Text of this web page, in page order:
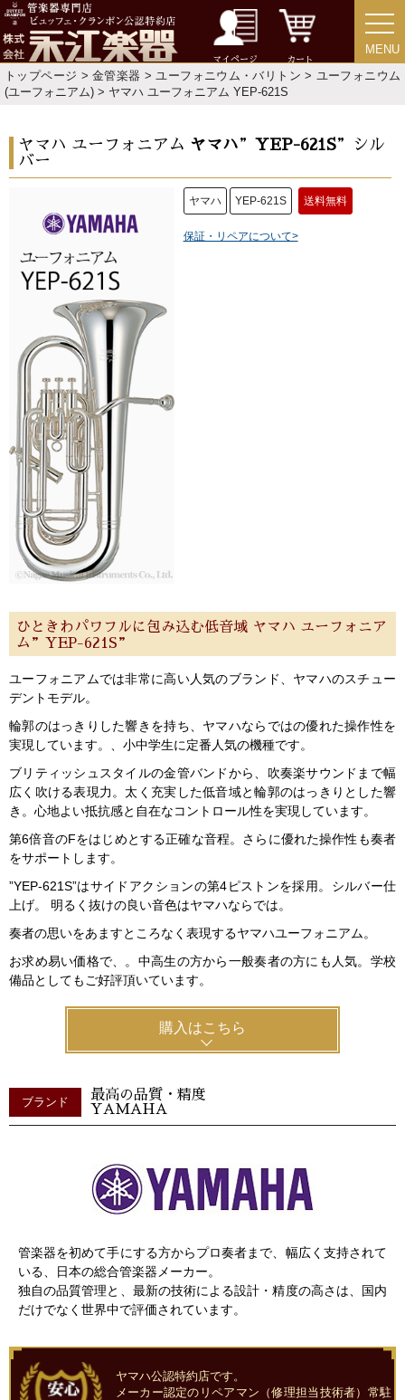
マイページ カート
MENU
MENU
トップページ >金管楽器 >ユーフォニウム・バリトン > ユーフォニウム
(ユーフォニアム) > ヤマハ ユーフォニアム YEP-621S
ヤマハ ユーフォニアム ヤマハ” YEP-621S”シル
バー
ヤマハ YEP-621S 送料無料
保証・リペアについて>
ひときわパワフルに包み込む低音域 ヤマハ ユーフォニア
ム”YEP-621S”
ユーフォニアムでは非常に高い人気のブランド、ヤマハのスチュー
デントモデル。
輪郭のはっきりした響きを持ち、ヤマハならではの優れた操作性を
実現しています。、小中学生に定番人気の機種です。
ブリティッシュスタイルの金管バンドから、吹奏楽サウンドまで幅
広く吹ける表現力。太く充実した低音域と輪郭のはっきりとした響
き。心地よい抵抗感と自在なコントロール性を実現しています。
第6倍音のFをはじめとする正確な音程。さらに優れた操作性も奏者
をサポートします。
”YEP-621S”はサイドアクションの第4ピストンを採用。シルバー仕
上げ。 明るく抜けの良い音色はヤマハならでは。
奏者の思いをあますところなく表現するヤマハユーフォニアム。
お求め易い価格で、。中高生の方から一般奏者の方にも人気。学校
備品としてもご好評頂いています。
購入はこちら
ブランド
最高の品質・精度
YAMAHA
管楽器を初めて手にする方からプロ奏者まで、幅広く支持されて
いる、日本の総合管楽器メーカー。
独自の品質管理と、最新の技術による設計・精度の高さは、国内
だけでなく世界中で評価されています。
ヤマハ公認特約店です。
メーカー認定のリペアマン（修理担当技術者）常駐